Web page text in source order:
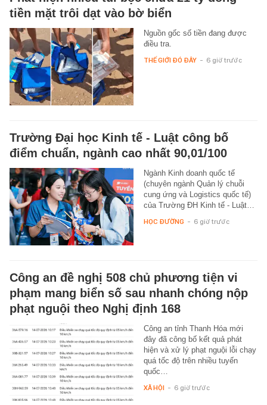
tiền mặt trôi dạt vào bờ biển
Nguồn gốc số tiền đang được
điều tra.
THẾ GIỚI ĐÓ ĐÂY - 6 giờ trước
Trường Đại học Kinh tế - Luật công bố
điểm chuẩn, ngành cao nhất 90,01/100
Ngành Kinh doanh quốc tế
(chuyên ngành Quản lý chuỗi
cung ứng và Logistics quốc tế)
của Trường ĐH Kinh tế - Luật…
HỌC ĐƯỜNG - 6 giờ trước
Công an đề nghị 508 chủ phương tiện vi
phạm mang biển số sau nhanh chóng nộp
phạt nguội theo Nghị định 168
Công an tỉnh Thanh Hóa mới
đây đã công bố kết quả phát
hiện và xử lý phạt nguội lỗi chạy
quá tốc độ trên nhiều tuyến
quốc…
XÃ HỘI - 6 giờ trước